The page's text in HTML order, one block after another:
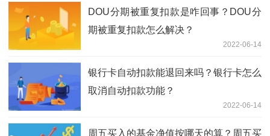
DOU分期被重复扣款是咋回事？DOU分
期被重复扣款怎么解决？
2022-06-14
银行卡自动扣款能退回来吗？银行卡怎么
取消自动扣款功能？
2022-06-14
周五买入的基金净值按哪天的算？周五买